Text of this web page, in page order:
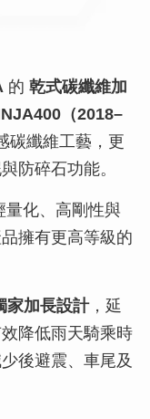
的 乾式碳纖維加
（2018–
碳纖維工藝，更
防碎石功能。
量化、高剛性與
擁有更高等級的
家加長設計，延
降低雨天騎乘時
後避震、車尾及